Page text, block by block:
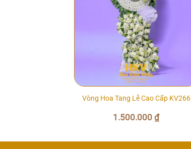
Vòng Hoa Tang Lễ Cao Cấp KV266
1.500.000₫